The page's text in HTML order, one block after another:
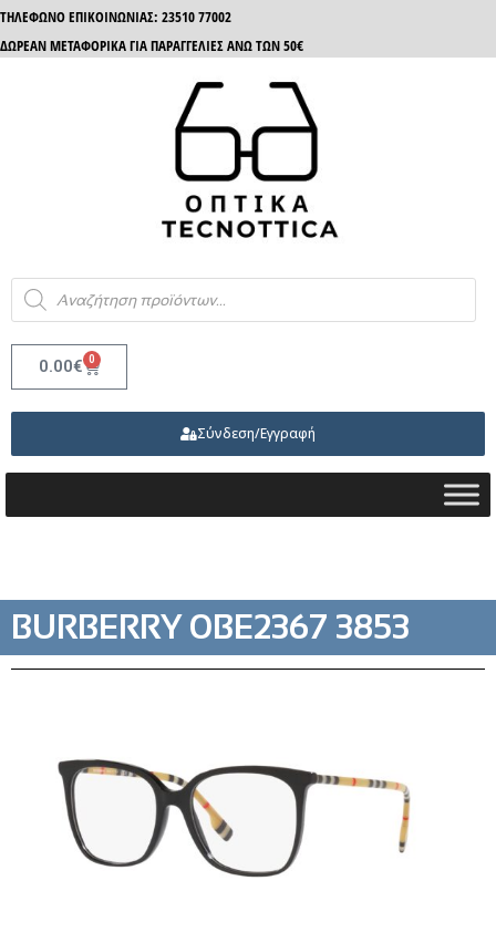
ΤΗΛΈΦΩΝΟ ΕΠΙΚΟΙΝΩΝΊΑΣ: 23510 77002
ΔΩΡΕΑΝ ΜΕΤΑΦΟΡΙΚΑ ΓΙΑ ΠΑΡΑΓΓΕΛΙΕΣ ΑΝΩ ΤΩΝ 50€
0.00€ 0
Σύνδεση/Εγγραφή
BURBERRY 0BE2367 3853